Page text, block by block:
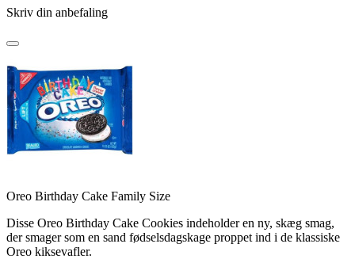
Skriv din anbefaling
Oreo Birthday Cake Family Size
Disse Oreo Birthday Cake Cookies indeholder en ny, skæg smag,
der smager som en sand fødselsdagskage proppet ind i de klassiske
Oreo kiksevafler.